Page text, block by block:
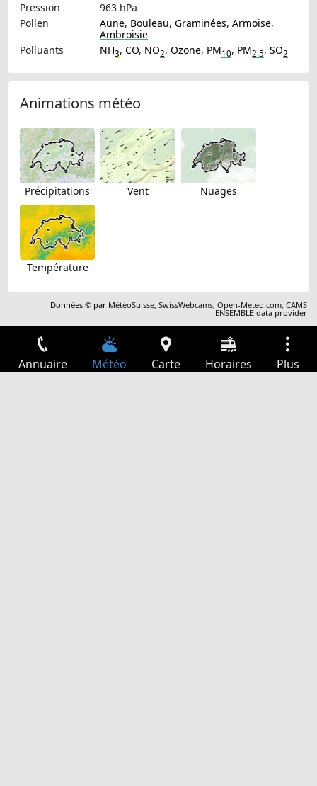
Pression
963 hPa
Pollen
Aune, Bouleau, Graminées, Armoise,
Ambroisie
Polluants
NH3, CO, NO2, Ozone, PM10, PM2.5, SO2
Animations météo
Précipitations Vent Nuages
Température
Données © par MétéoSuisse,SwissWebcams,Open-Meteo.com,CAMS
ENSEMBLE data provider
Annuaire Météo Carte Horaires Plus